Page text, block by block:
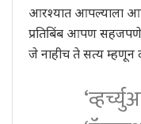
आरश्यात आपल्याला
प्रतिबिंब आपण सहजपणे
जे नाहीच ते सत्य म्हणून